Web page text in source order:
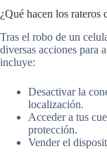
¿Qué hacen los rateros
Tras el robo de un
diversas acciones para
incluye:
Desactivar la
localización.
Acceder a tus
protección.
Vender el